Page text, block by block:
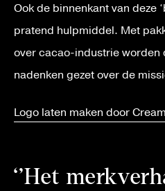
Ook de binnenkant van deze
pratend hulpmiddel. Met
over cacao-industrie worden
nadenken gezet over de
Logo laten maken door
‘’Het